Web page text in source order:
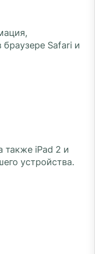
браузере Safari и
также iPad 2 и
устройства.